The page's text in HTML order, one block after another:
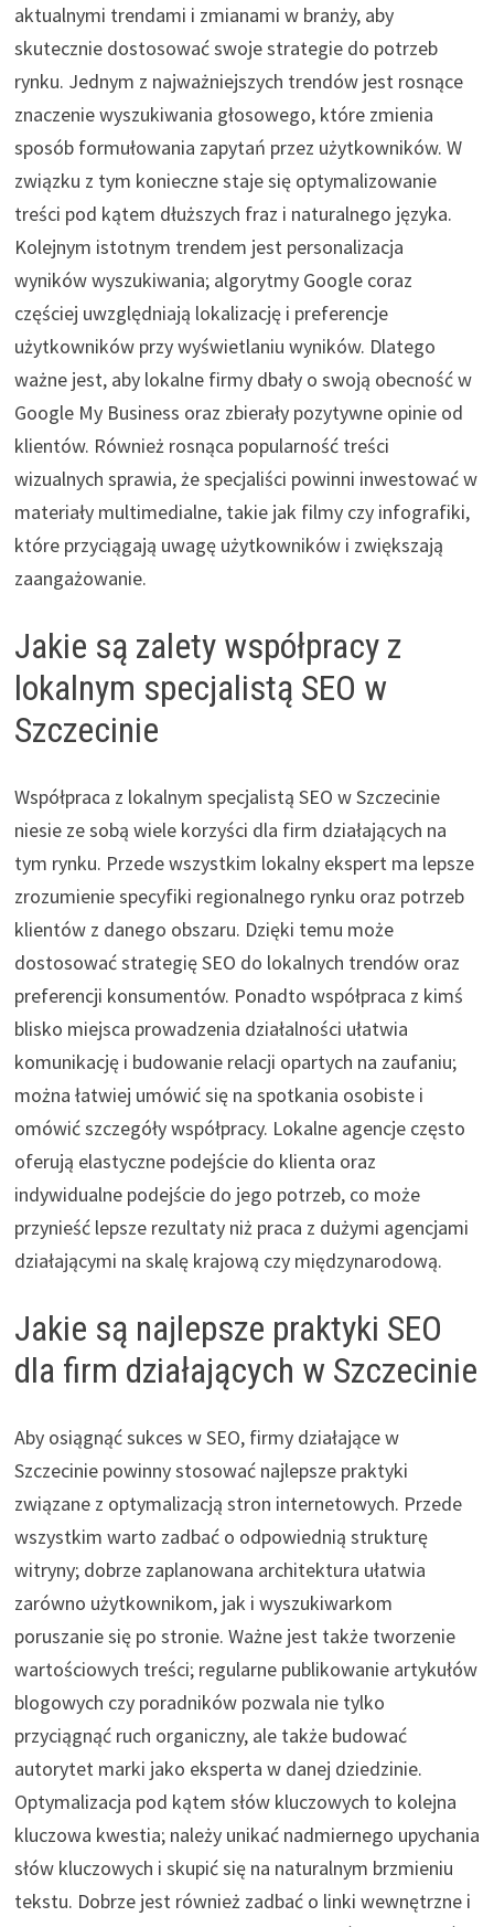
aktualnymi trendami i zmianami w branży, aby
skutecznie dostosować swoje strategie do potrzeb
rynku. Jednym z najważniejszych trendów jest rosnące
znaczenie wyszukiwania głosowego, które zmienia
sposób formułowania zapytań przez użytkowników. W
związku z tym konieczne staje się optymalizowanie
treści pod kątem dłuższych fraz i naturalnego języka.
Kolejnym istotnym trendem jest personalizacja
wyników wyszukiwania; algorytmy Google coraz
częściej uwzględniają lokalizację i preferencje
użytkowników przy wyświetlaniu wyników. Dlatego
ważne jest, aby lokalne firmy dbały o swoją obecność w
Google My Business oraz zbierały pozytywne opinie od
klientów. Również rosnąca popularność treści
wizualnych sprawia, że specjaliści powinni inwestować w
materiały multimedialne, takie jak filmy czy infografiki,
które przyciągają uwagę użytkowników i zwiększają
zaangażowanie.
Jakie są zalety współpracy z
lokalnym specjalistą SEO w
Szczecinie
Współpraca z lokalnym specjalistą SEO w Szczecinie
niesie ze sobą wiele korzyści dla firm działających na
tym rynku. Przede wszystkim lokalny ekspert ma lepsze
zrozumienie specyfiki regionalnego rynku oraz potrzeb
klientów z danego obszaru. Dzięki temu może
dostosować strategię SEO do lokalnych trendów oraz
preferencji konsumentów. Ponadto współpraca z kimś
blisko miejsca prowadzenia działalności ułatwia
komunikację i budowanie relacji opartych na zaufaniu;
można łatwiej umówić się na spotkania osobiste i
omówić szczegóły współpracy. Lokalne agencje często
oferują elastyczne podejście do klienta oraz
indywidualne podejście do jego potrzeb, co może
przynieść lepsze rezultaty niż praca z dużymi agencjami
działającymi na skalę krajową czy międzynarodową.
Jakie są najlepsze praktyki SEO
dla firm działających w Szczecinie
Aby osiągnąć sukces w SEO, firmy działające w
Szczecinie powinny stosować najlepsze praktyki
związane z optymalizacją stron internetowych. Przede
wszystkim warto zadbać o odpowiednią strukturę
witryny; dobrze zaplanowana architektura ułatwia
zarówno użytkownikom, jak i wyszukiwarkom
poruszanie się po stronie. Ważne jest także tworzenie
wartościowych treści; regularne publikowanie artykułów
blogowych czy poradników pozwala nie tylko
przyciągnąć ruch organiczny, ale także budować
autorytet marki jako eksperta w danej dziedzinie.
Optymalizacja pod kątem słów kluczowych to kolejna
kluczowa kwestia; należy unikać nadmiernego upychania
słów kluczowych i skupić się na naturalnym brzmieniu
tekstu. Dobrze jest również zadbać o linki wewnętrzne i